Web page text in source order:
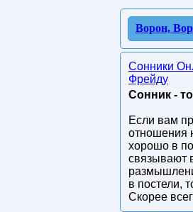
Ворон,
Сонники
Фрейду
Сонник -
Если вам
отношения
хорошо в
связывают
в постели,
Скорее